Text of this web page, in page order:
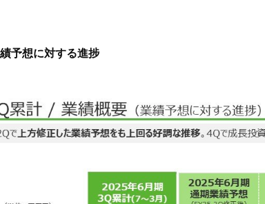
予想に対する進捗